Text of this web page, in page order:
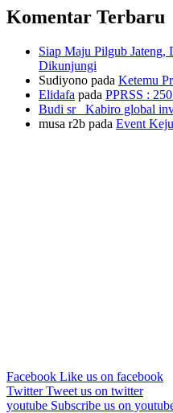
Komentar Terbaru
Siap Maju Pilgub Jateng,
Dikunjungi
Sudiyono pada Ketemu
Elidafa pada PPRSS :
Budi sr_ Kabiro global
musa r2b pada Event
Facebook Like us on facebook
TwitterTweet us on twitter
youtube Subscribe us on